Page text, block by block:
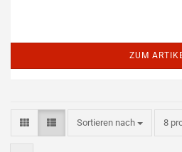
ZUM
Sortieren nach
Sortieren nach 8
pro